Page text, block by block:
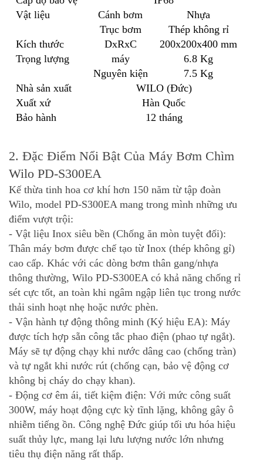
Vật liệu
Cánh bơm
Nhựa
Trục bơm
Thép không rỉ
Kích thước
DxRxC
200x200x400 mm
Trọng lượng
máy
6.8 Kg
Nguyên kiện
7.5 Kg
Nhà sản xuất
WILO (Đức)
Xuất xứ
Hàn Quốc
Bảo hành
12 tháng
2. Đặc Điểm Nổi Bật Của Máy Bơm Chìm
Wilo PD-S300EA
Kế thừa tinh hoa cơ khí hơn 150 năm từ tập đoàn
Wilo, model PD-S300EAmang trong mình những ưu
điểm vượt trội:
- Vật liệu Inox siêu bền (Chống ăn mòn tuyệt đối):
Thân máy bơm được chế tạo từ Inox (thép không gỉ)
cao cấp. Khác với các dòng bơm thân gang/nhựa
thông thường, Wilo PD-S300EAcó khả năng chống rỉ
sét cực tốt, an toàn khi ngâm ngập liên tục trong nước
thải sinh hoạt nhẹ hoặc nước phèn.
- Vận hành tự động thông minh (Ký hiệu EA): Máy
được tích hợp sẵn công tắc phao điện (phao tự ngắt).
Máy sẽ tự động chạy khi nước dâng cao (chống tràn)
và tự ngắt khi nước rút (chống cạn, bảo vệ động cơ
không bị cháy do chạy khan).
- Động cơ êm ái, tiết kiệm điện: Với mức công suất
300W, máy hoạt động cực kỳ tĩnh lặng, không gây ô
nhiễm tiếng ồn. Công nghệ Đức giúp tối ưu hóa hiệu
suất thủy lực, mang lại lưu lượng nước lớn nhưng
tiêu thụ điện năng rất thấp.